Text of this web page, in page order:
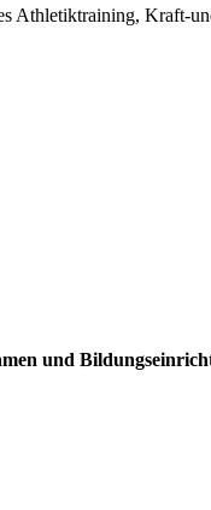
Athletiktraining, Kraft-
und